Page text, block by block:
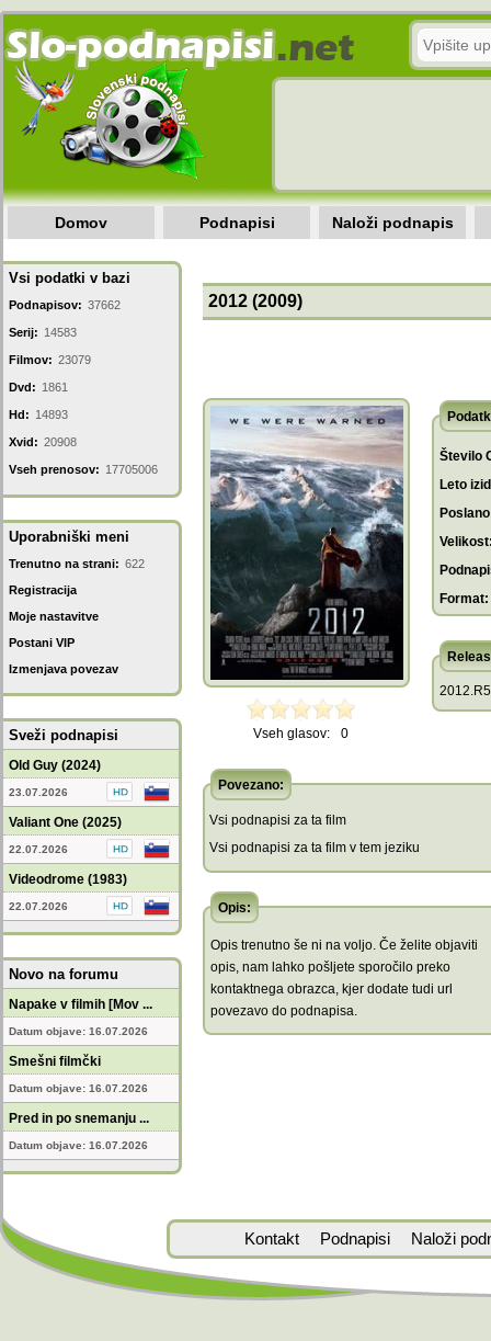
Domov Podnapisi Naloži podnapis
Vsi podatki v bazi
Podnapisov: 37662
Serij: 14583
Filmov: 23079
Dvd: 1861
Hd: 14893
Xvid: 20908
Vseh prenosov: 17705006
Uporabniški meni
Trenutno na strani: 622
Registracija
Moje nastavitve
Postani VIP
Izmenjava povezav
Sveži podnapisi
Old Guy (2024)
23.07.2026
Valiant One (2025)
22.07.2026
Videodrome (1983)
22.07.2026
Novo na forumu
Napake v filmih [Mov ...
Datum objave: 16.07.2026
Smešni filmčki
Datum objave: 16.07.2026
Pred in po snemanju ...
Datum objave: 16.07.2026
2012 (2009)
Vseh glasov: 0
Število
Leto
Format:
Povezano:
Vsi podnapisi za ta film
Vsi podnapisi za ta film v tem jeziku
Opis:
Opis trenutno še ni na voljo. Če želite objaviti
opis, nam lahko pošljete sporočilo preko
kontaktnega obrazca, kjer dodate tudi url
povezavo do podnapisa.
Kontakt Podnapisi Naloži